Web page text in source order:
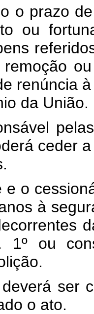
o prazo
ou
renúncia
da União.
ceder
e o
à
1º ou
ser
o ato.